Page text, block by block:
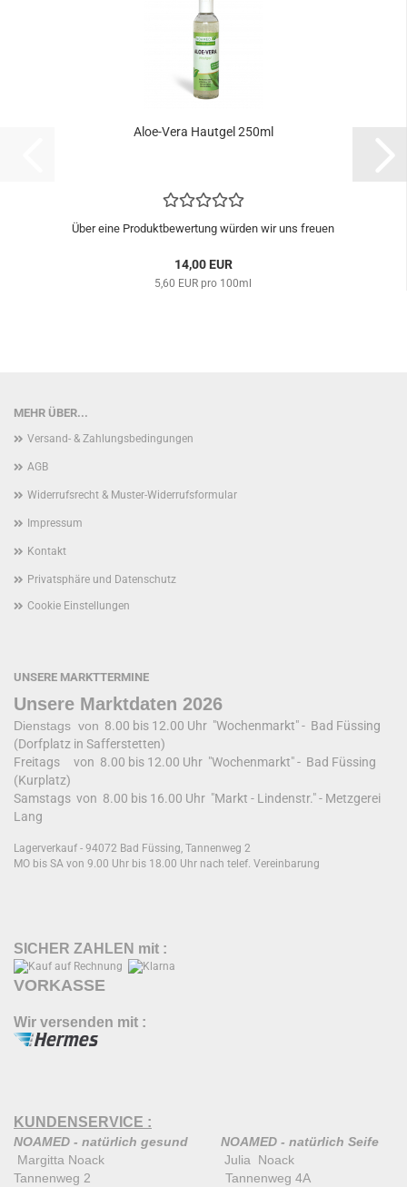
Aloe-Vera Hautgel 250ml
Über eine Produktbewertung würden wir uns freuen
14,00 EUR
5,60 EUR pro 100ml
MEHR ÜBER...
Versand- & Zahlungsbedingungen
AGB
Widerrufsrecht & Muster-Widerrufsformular
Impressum
Kontakt
Privatsphäre und Datenschutz
Cookie Einstellungen
UNSERE MARKTTERMINE
Unsere Marktdaten 2026
Dienstags von 8.00 bis 12.00 Uhr "Wochenmarkt" - Bad Füssing
(Dorfplatz in Safferstetten)
Freitags von 8.00 bis 12.00 Uhr "Wochenmarkt" - Bad Füssing
(Kurplatz)
Samstags von 8.00 bis 16.00 Uhr "Markt - Lindenstr." - Metzgerei
Lang
Lagerverkauf - 94072 Bad Füssing, Tannenweg 2
MO bis SA von 9.00 Uhr bis 18.00 Uhr nach telef. Vereinbarung
SICHER ZAHLEN mit :
VORKASSE
Wir versenden mit :
KUNDENSERVICE :
NOAMED - natürlich gesund
NOAMED - natürlich Seife
Margitta Noack Julia Noack
Tannenweg 2 Tannenweg 4A